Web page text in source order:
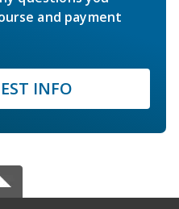
and payment
INFO